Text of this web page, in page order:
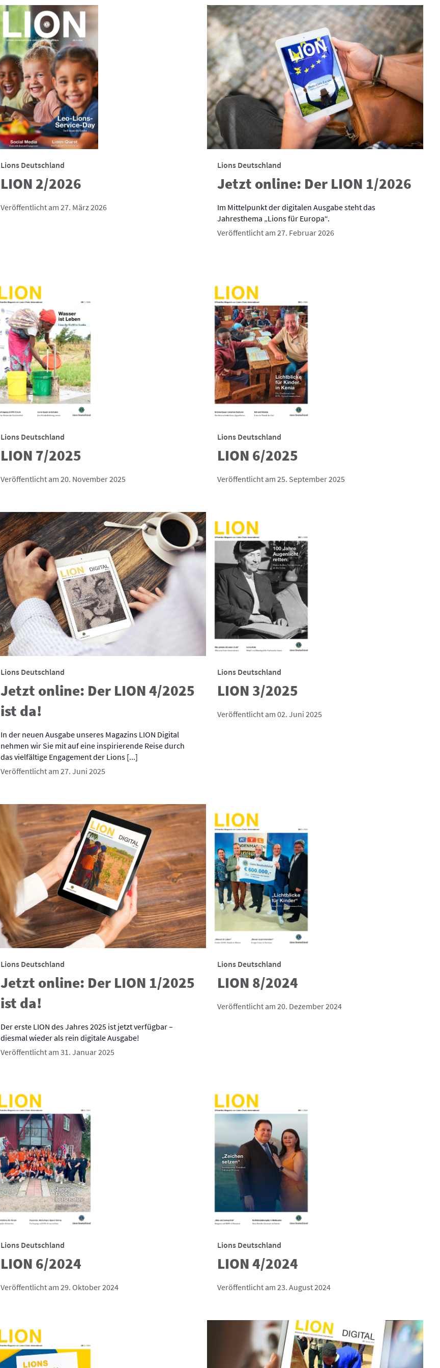
Lions Deutschland
LION 2/2026
Veröffentlicht am 27. März 2026
Lions Deutschland
Jetzt online: Der LION 1/2026
Im Mittelpunkt der digitalen Ausgabe steht das
Jahresthema „Lions für Europa“.
Veröffentlicht am 27. Februar 2026
Lions Deutschland
LION 7/2025
Veröffentlicht am 20. November 2025
Lions Deutschland
LION 6/2025
Veröffentlicht am 25. September 2025
Lions Deutschland
Jetzt online: Der LION 4/2025
ist da!
In der neuen Ausgabe unseres Magazins LION Digital
nehmen wir Sie mit auf eine inspirierende Reise durch
das vielfältige Engagement der Lions [...]
Veröffentlicht am 27. Juni 2025
Lions Deutschland
LION 3/2025
Veröffentlicht am 02. Juni 2025
Lions Deutschland
Jetzt online: Der LION 1/2025
ist da!
Der erste LION des Jahres 2025 ist jetzt verfügbar –
diesmal wieder als rein digitale Ausgabe!
Veröffentlicht am 31. Januar 2025
Lions Deutschland
LION 8/2024
Veröffentlicht am 20. Dezember 2024
Lions Deutschland
LION 6/2024
Veröffentlicht am 29. Oktober 2024
Lions Deutschland
LION 4/2024
Veröffentlicht am 23. August 2024